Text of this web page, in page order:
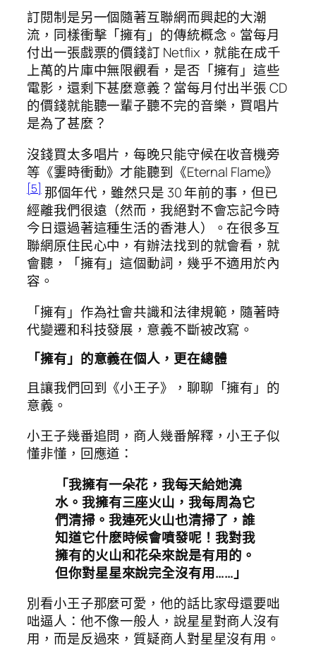
訂閱制是另一個隨著互聯網而興起的大潮
流，同樣衝擊「擁有」的傳統概念。當每月
付出一張戲票的價錢訂 Netflix，就能在成千
上萬的片庫中無限觀看，是否「擁有」這些
電影，還剩下甚麼意義？當每月付出半張 CD
的價錢就能聽一輩子聽不完的音樂，買唱片
是為了甚麼？
沒錢買太多唱片，每晚只能守候在收音機旁
等《霋時衝動》才能聽到《Eternal Flame》
[5]那個年代，雖然只是 30 年前的事，但已
經離我們很遠（然而，我絕對不會忘記今時
今日還過著這種生活的香港人）。在很多互
聯網原住民心中，有辦法找到的就會看，就
會聽，「擁有」這個動詞，幾乎不適用於內
容。
「擁有」作為社會共識和法律規範，隨著時
代變遷和科技發展，意義不斷被改寫。
「擁有」的意義在個人，更在總體
且讓我們回到《小王子》，聊聊「擁有」的
意義。
小王子幾番追問，商人幾番解釋，小王子似
懂非懂，回應道：
「我擁有一朵花，我每天給她澆
水。我擁有三座火山，我每周為它
們清掃。我連死火山也清掃了，誰
知道它什麽時候會噴發呢！我對我
擁有的火山和花朵來說是有用的。
但你對星星來說完全沒有用……」
別看小王子那麼可愛，他的話比家母還要咄
咄逼人：他不像一般人，說星星對商人沒有
用，而是反過來，質疑商人對星星沒有用。